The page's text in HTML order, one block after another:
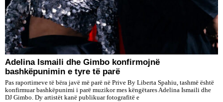
Adelina Ismaili dhe Gimbo konfirmojnë
bashkëpunimin e tyre të parë
Pas raportimeve të bëra javë më parë në Prive By Liberta Spahiu, tashmë është
konfirmuar bashkëpunimi i parë muzikor mes këngëtares Adelina Ismaili dhe
DJ Gimbo. Dy artistët kanë publikuar fotografitë e